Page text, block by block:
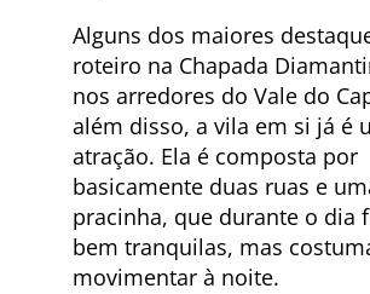
Alguns dos maiores
roteiro na Chapada
nos arredores do Vale do
além disso, a vila em si já é
atração. Ela é composta por
basicamente duas ruas e
pracinha, que durante o dia
bem tranquilas, mas
movimentar à noite.